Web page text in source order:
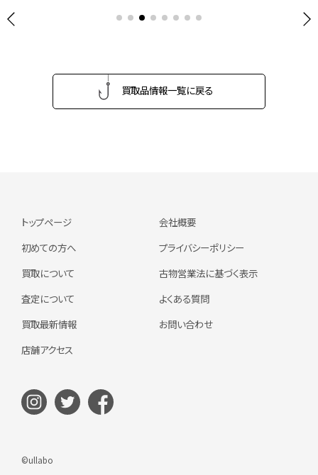
買取品情報一覧に戻る
トップページ
初めての方へ
買取について
査定について
買取最新情報
店舗アクセス
会社概要
プライバシーポリシー
古物営業法に基づく表示
よくある質問
お問い合わせ
©ullabo